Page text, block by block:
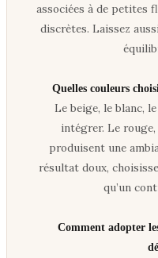
associées à de petites
discrètes. Laissez
Quelles couleurs
Le beige, le blanc,
intégrer. Le
produisent une
résultat doux,
qu’un
Comment adopter